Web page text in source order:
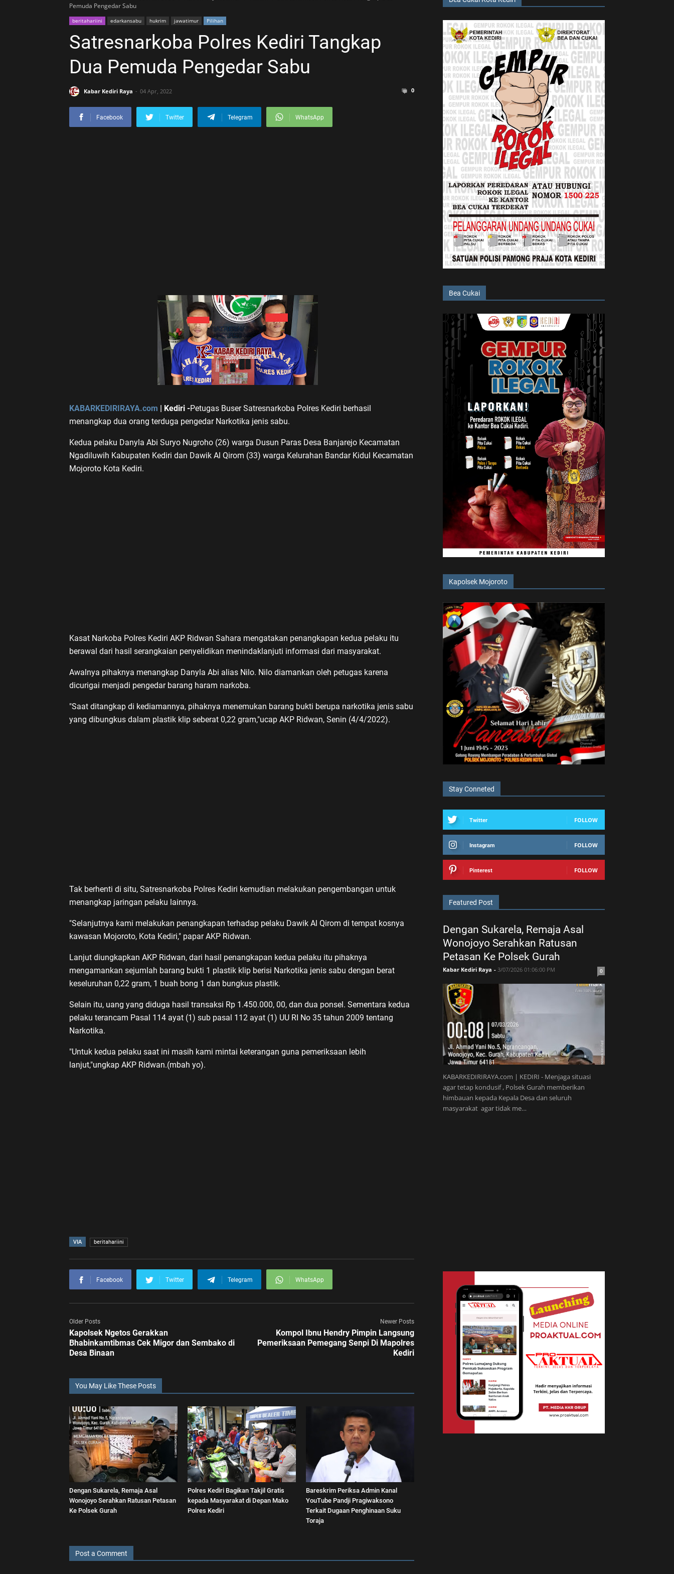
Pemuda Pengedar Sabu
beritahariini edarkansabu hukrim jawatimur Pilihan
Satresnarkoba Polres Kediri Tangkap
Dua Pemuda Pengedar Sabu
Kabar Kediri Raya 04 Apr, 2022 0
Facebook Twitter Telegram WhatsApp
KABARKEDIRIRAYA.com | Kediri -Petugas Buser Satresnarkoba Polres Kediri berhasil
menangkap dua orang terduga pengedar Narkotika jenis sabu.
Kedua pelaku Danyla Abi Suryo Nugroho (26) warga Dusun Paras Desa Banjarejo Kecamatan
Ngadiluwih Kabupaten Kediri dan Dawik Al Qirom (33) warga Kelurahan Bandar Kidul Kecamatan
Mojoroto Kota Kediri.
Kasat Narkoba Polres Kediri AKP Ridwan Sahara mengatakan penangkapan kedua pelaku itu
berawal dari hasil serangkaian penyelidikan menindaklanjuti informasi dari masyarakat.
Awalnya pihaknya menangkap Danyla Abi alias Nilo. Nilo diamankan oleh petugas karena
dicurigai menjadi pengedar barang haram narkoba.
"Saat ditangkap di kediamannya, pihaknya menemukan barang bukti berupa narkotika jenis sabu
yang dibungkus dalam plastik klip seberat 0,22 gram,"ucap AKP Ridwan, Senin (4/4/2022).
Tak berhenti di situ, Satresnarkoba Polres Kediri kemudian melakukan pengembangan untuk
menangkap jaringan pelaku lainnya.
"Selanjutnya kami melakukan penangkapan terhadap pelaku Dawik Al Qirom di tempat kosnya
kawasan Mojoroto, Kota Kediri," papar AKP Ridwan.
Lanjut diungkapkan AKP Ridwan, dari hasil penangkapan kedua pelaku itu pihaknya
mengamankan sejumlah barang bukti 1 plastik klip berisi Narkotika jenis sabu dengan berat
keseluruhan 0,22 gram, 1 buah bong 1 dan bungkus plastik.
Selain itu, uang yang diduga hasil transaksi Rp 1.450.000, 00, dan dua ponsel. Sementara kedua
pelaku terancam Pasal 114 ayat (1) sub pasal 112 ayat (1) UU RI No 35 tahun 2009 tentang
Narkotika.
"Untuk kedua pelaku saat ini masih kami mintai keterangan guna pemeriksaan lebih
lanjut,"ungkap AKP Ridwan.(mbah yo).
VIA beritahariini
Facebook Twitter Telegram WhatsApp
Older Posts
Kapolsek Ngetos Gerakkan
Bhabinkamtibmas Cek Migor dan Sembako di
Desa Binaan
Newer Posts
Kompol Ibnu Hendry Pimpin Langsung
Pemeriksaan Pemegang Senpi Di Mapolres
Kediri
You May Like These Posts
Dengan Sukarela, Remaja Asal
Wonojoyo Serahkan Ratusan Petasan
Ke Polsek Gurah
Polres Kediri Bagikan Takjil Gratis
kepada Masyarakat di Depan Mako
Polres Kediri
Bareskrim Periksa Admin Kanal
YouTube Pandji Pragiwaksono
Terkait Dugaan Penghinaan Suku
Toraja
Post a Comment
Bea Cukai
Kapolsek Mojoroto
Stay Conneted
Twitter FOLLOW
Instagram FOLLOW
Pinterest FOLLOW
Featured Post
Dengan Sukarela, Remaja Asal
Wonojoyo Serahkan Ratusan
Petasan Ke Polsek Gurah
Kabar Kediri Raya - 3/07/2026 01:06:00 PM 0
KABARKEDIRIRAYA.com | KEDIRI - Menjaga situasi
agar tetap kondusif , Polsek Gurah memberikan
himbauan kepada Kepala Desa dan seluruh
masyarakat agar tidak me…